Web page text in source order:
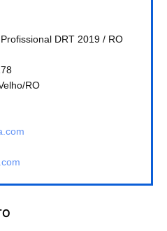
DRT 2019 / RO
RO